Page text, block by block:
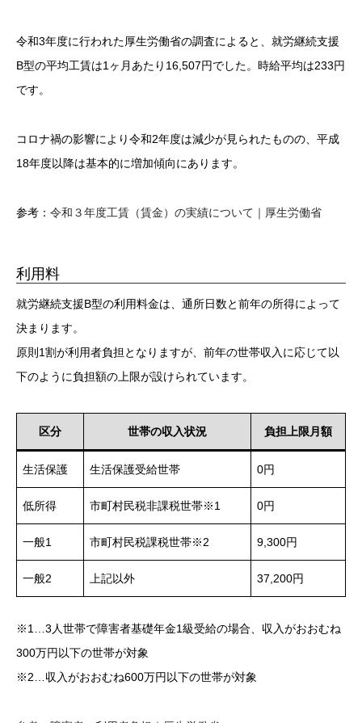
令和3年度に行われた厚生労働省の調査によると、就労継続支援
B型の平均工賃は1ヶ月あたり16,507円でした。時給平均は233円
です。
コロナ禍の影響により令和2年度は減少が見られたものの、平成
18年度以降は基本的に増加傾向にあります。
参考： 令和３年度工賃（賃金）の実績について｜厚生労働省
利用料
就労継続支援B型の利用料金は、通所日数と前年の所得によって
決まります。
原則1割が利用者負担となりますが、前年の世帯収入に応じて以
下のように負担額の上限が設けられています。
区分 世帯の収入状況 負担上限月額
生活保護 生活保護受給世帯 0円
低所得 市町村民税非課税世帯※1 0円
一般1 市町村民税課税世帯※2 9,300円
一般2 上記以外 37,200円
※1…3人世帯で障害者基礎年金1級受給の場合、収入がおおむね
300万円以下の世帯が対象
※2…収入がおおむね600万円以下の世帯が対象